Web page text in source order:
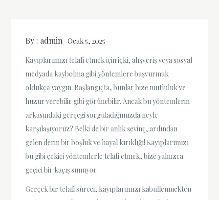
By : admin Ocak 5, 2025
Kayıplarımızı telafi etmek için içki, alışveriş veya sosyal
medyada kaybolma gibi yöntemlere başvurmak
oldukça yaygın. Başlangıçta, bunlar bize mutluluk ve
huzur verebilir gibi görünebilir. Ancak bu yöntemlerin
arkasındaki gerçeği sorguladığımızda neyle
karşılaşıyoruz? Belki de bir anlık sevinç, ardından
gelen derin bir boşluk ve hayal kırıklığı! Kayıplarımızı
bu gibi çekici yöntemlerle telafi etmek, bize yalnızca
geçici bir kaçış sunuyor.
Gerçek bir telafi süreci, kayıplarımızı kabullenmekten